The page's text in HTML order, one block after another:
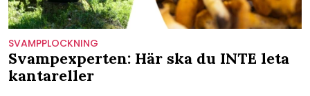
SVAMPPLOCKNING
Svampexperten: Här ska du INTE leta
kantareller